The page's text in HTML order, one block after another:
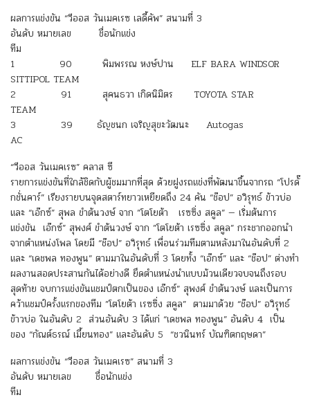
ผลการแข่งขัน “วีออส วันเมคเรซ เลดี้คัพ” สนามที่ 3
อันดับ หมายเลข ชื่อนักแข่ง
ทีม
1 90 พิมพรรณ หงษ์ปาน ELF BARA WINDSOR
SITTIPOL TEAM
2 91 สุคนธวา เกิดนิมิตร TOYOTA STAR
TEAM
3 39 ธัญชนก เจริญสุขะวัฒนะ Autogas
AC
“วีออส วันเมคเรซ” คลาส ซี
รายการแข่งขันที่ใกล้ชิดกับผู้ชมมากที่สุด ด้วยฝูงรถแข่งที่พัฒนาขึ้นจากรถ “โปรดั๊
กชั่นคาร์” เรียงรายบนจุดสตาร์ทยาวเหยียดถึง 24 คัน “ช๊อป” อวิรุทธ์ ข้าวบ่อ
และ “เอ๊กซ์” สุพล ขำต้นวงษ์ จาก ”โตโยต้า เรซซิ่ง สคูล” — เริ่มต้นการ
แข่งขัน เอ๊กซ์” สุพงศ์ ขำต้นวงษ์ จาก ”โตโยต้า เรซซิ่ง สคูล” กระชากออกนำ
จากตำแหน่งโพล โดยมี “ช๊อป” อวิรุทธ์ เพื่อนร่วมทีมตามหลังมาในอันดับที่ 2
และ “เดชพล ทองพูน” ตามมาในอันดับที่ 3 โดยทั้ง “เอ๊กซ์” และ “ช๊อป” ต่างทำ
ผลงานสอดประสานกันได้อย่างดี ยึดตำแหน่งนำแบบม้วนเดียวจบจนถึงรอบ
สุดท้าย จบการแข่งขันแชมป์ตกเป็นของ เอ๊กซ์” สุพงศ์ ขำต้นวงษ์ และเป็นการ
คว้าแชมป์ครั้งแรกของทีม ”โตโยต้า เรซซิ่ง สคูล” ตามมาด้วย “ช๊อป” อวิรุทธ์
ข้าวบ่อ ในอันดับ 2 ส่วนอันดับ 3 ได้แก่ “เดชพล ทองพูน” อันดับ 4 เป็น
ของ “กัณต์ธรณ์ เมี้ยนทอง” และอันดับ 5 “ชวนินทร์ บัณฑิตกฤษดา”
ผลการแข่งขัน “วีออส วันเมคเรซ” สนามที่ 3
อันดับ หมายเลข ชื่อนักแข่ง
ทีม